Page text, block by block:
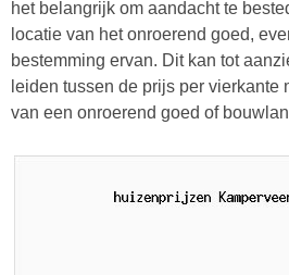
het belangrijk om aandacht te
locatie van het onroerend goed,
bestemming ervan. Dit kan tot
leiden tussen de prijs per vierkante
van een onroerend goed of